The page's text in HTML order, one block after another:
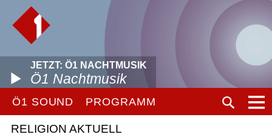
JETZT: Ö1 NACHTMUSIK
Ö1 Nachtmusik
Ö1 SOUND PROGRAMM
RELIGION AKTUELL